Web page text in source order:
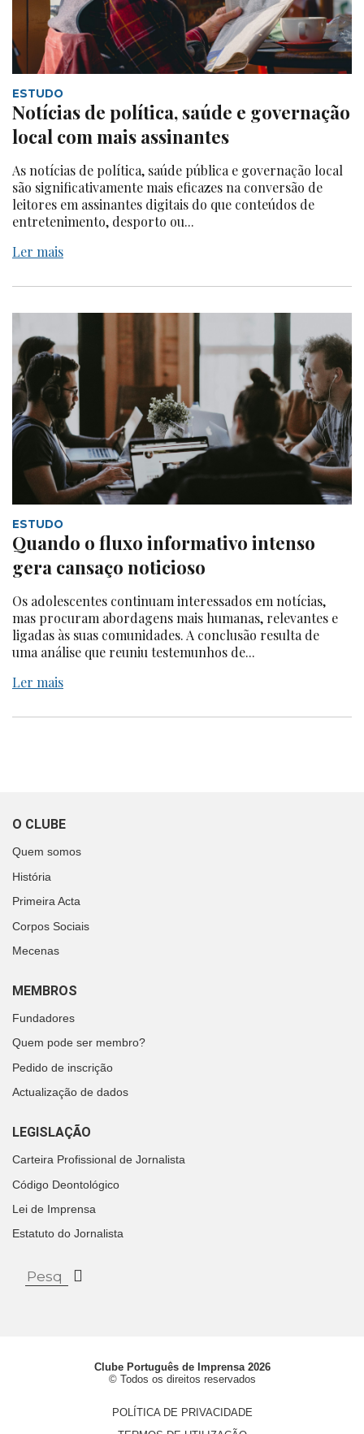
ESTUDO
Notícias de política, saúde e governação
local com mais assinantes
As notícias de política, saúde pública e governação local
são significativamente mais eficazes na conversão de
leitores em assinantes digitais do que conteúdos de
entretenimento, desporto ou...
Ler mais
ESTUDO
Quando o fluxo informativo intenso
gera cansaço noticioso
Os adolescentes continuam interessados em notícias,
mas procuram abordagens mais humanas, relevantes e
ligadas às suas comunidades. A conclusão resulta de
uma análise que reuniu testemunhos de...
Ler mais
O CLUBE
Quem somos
História
Primeira Acta
Corpos Sociais
Mecenas
MEMBROS
Fundadores
Quem pode ser membro?
Pedido de inscrição
Actualização de dados
LEGISLAÇÃO
Carteira Profissional de Jornalista
Código Deontológico
Lei de Imprensa
Estatuto do Jornalista
Clube Português de Imprensa 2026
© Todos os direitos reservados
POLÍTICA DE PRIVACIDADE